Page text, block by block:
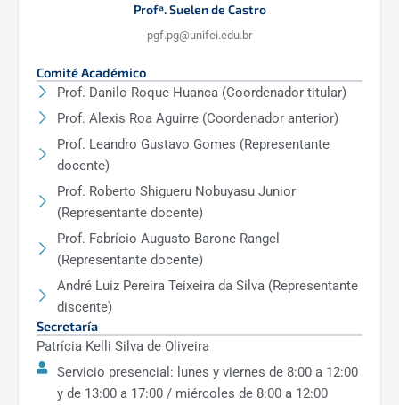
Profª. Suelen de Castro
pgf.pg@unifei.edu.br
Comité Académico
Prof. Danilo Roque Huanca (Coordenador titular)
Prof. Alexis Roa Aguirre (Coordenador anterior)
Prof. Leandro Gustavo Gomes (Representante
docente)
Prof. Roberto Shigueru Nobuyasu Junior
(Representante docente)
Prof. Fabrício Augusto Barone Rangel
(Representante docente)
André Luiz Pereira Teixeira da Silva (Representante
discente)
Secretaría
Patrícia Kelli Silva de Oliveira
Servicio presencial: lunes y viernes de 8:00 a 12:00
y de 13:00 a 17:00 / miércoles de 8:00 a 12:00